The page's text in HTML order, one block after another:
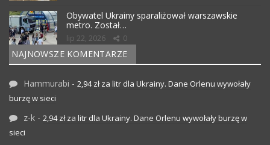
Obywatel Ukrainy sparaliżował warszawskie
metro. Został…
lip 22, 2026 0
NAJNOWSZE KOMENTARZE
Hammurabi - 2,94 zł za litr dla Ukrainy. Dane Orlenu wywołały
burzę w sieci
z-k - 2,94 zł za litr dla Ukrainy. Dane Orlenu wywołały burzę w
sieci